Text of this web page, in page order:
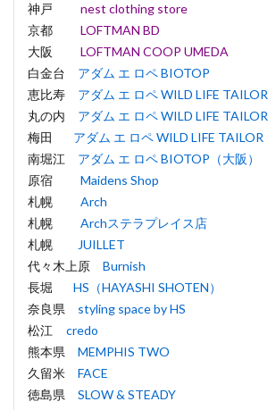
神戸 nest clothing store
京都 LOFTMAN BD
大阪 LOFTMAN COOP UMEDA
白金台 アダム エ ロペ BIOTOP
恵比寿 アダム エ ロペ WILD LIFE TAILOR
丸の内 アダム エ ロペ WILD LIFE TAILOR
梅田 アダム エ ロペ WILD LIFE TAILOR
南堀江 アダム エ ロペ BIOTOP（大阪）
原宿 Maidens Shop
札幌 Arch
札幌 Archステラプレイス店
札幌 JUILLET
代々木上原 Burnish
長堀 HS（HAYASHI SHOTEN）
奈良県 styling space by HS
松江 credo
熊本県 MEMPHIS TWO
久留米 FACE
徳島県 SLOW & STEADY